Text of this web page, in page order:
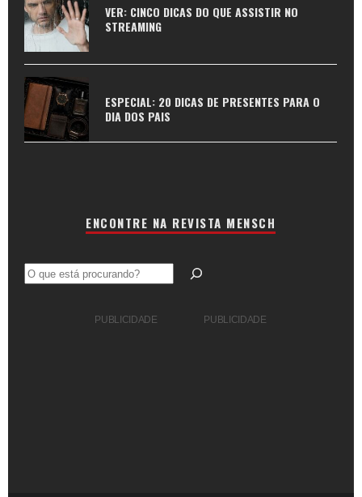
VER: CINCO DICAS DO QUE ASSISTIR NO
STREAMING
ESPECIAL: 20 DICAS DE PRESENTES PARA O
DIA DOS PAIS
ENCONTRE NA REVISTA MENSCH
Pesquisar
PUBLICIDADE PUBLICIDADE